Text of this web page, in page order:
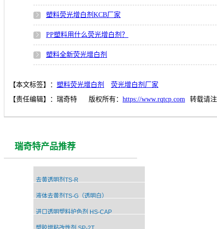
塑料荧光增白剂KCB厂家
PP塑料用什么荧光增白剂？
塑料全新荧光增白剂
【本文标签】： 塑料荧光增白剂
荧光增白剂厂家
【责任编辑】： 瑞奇特 版权所有： https://www.rqtcp.com 转载请
瑞奇特产品推荐
去黄透明剂TS-R
液体去黄剂TS-G（透明白）
进口透明塑料护色剂 HS-CAP